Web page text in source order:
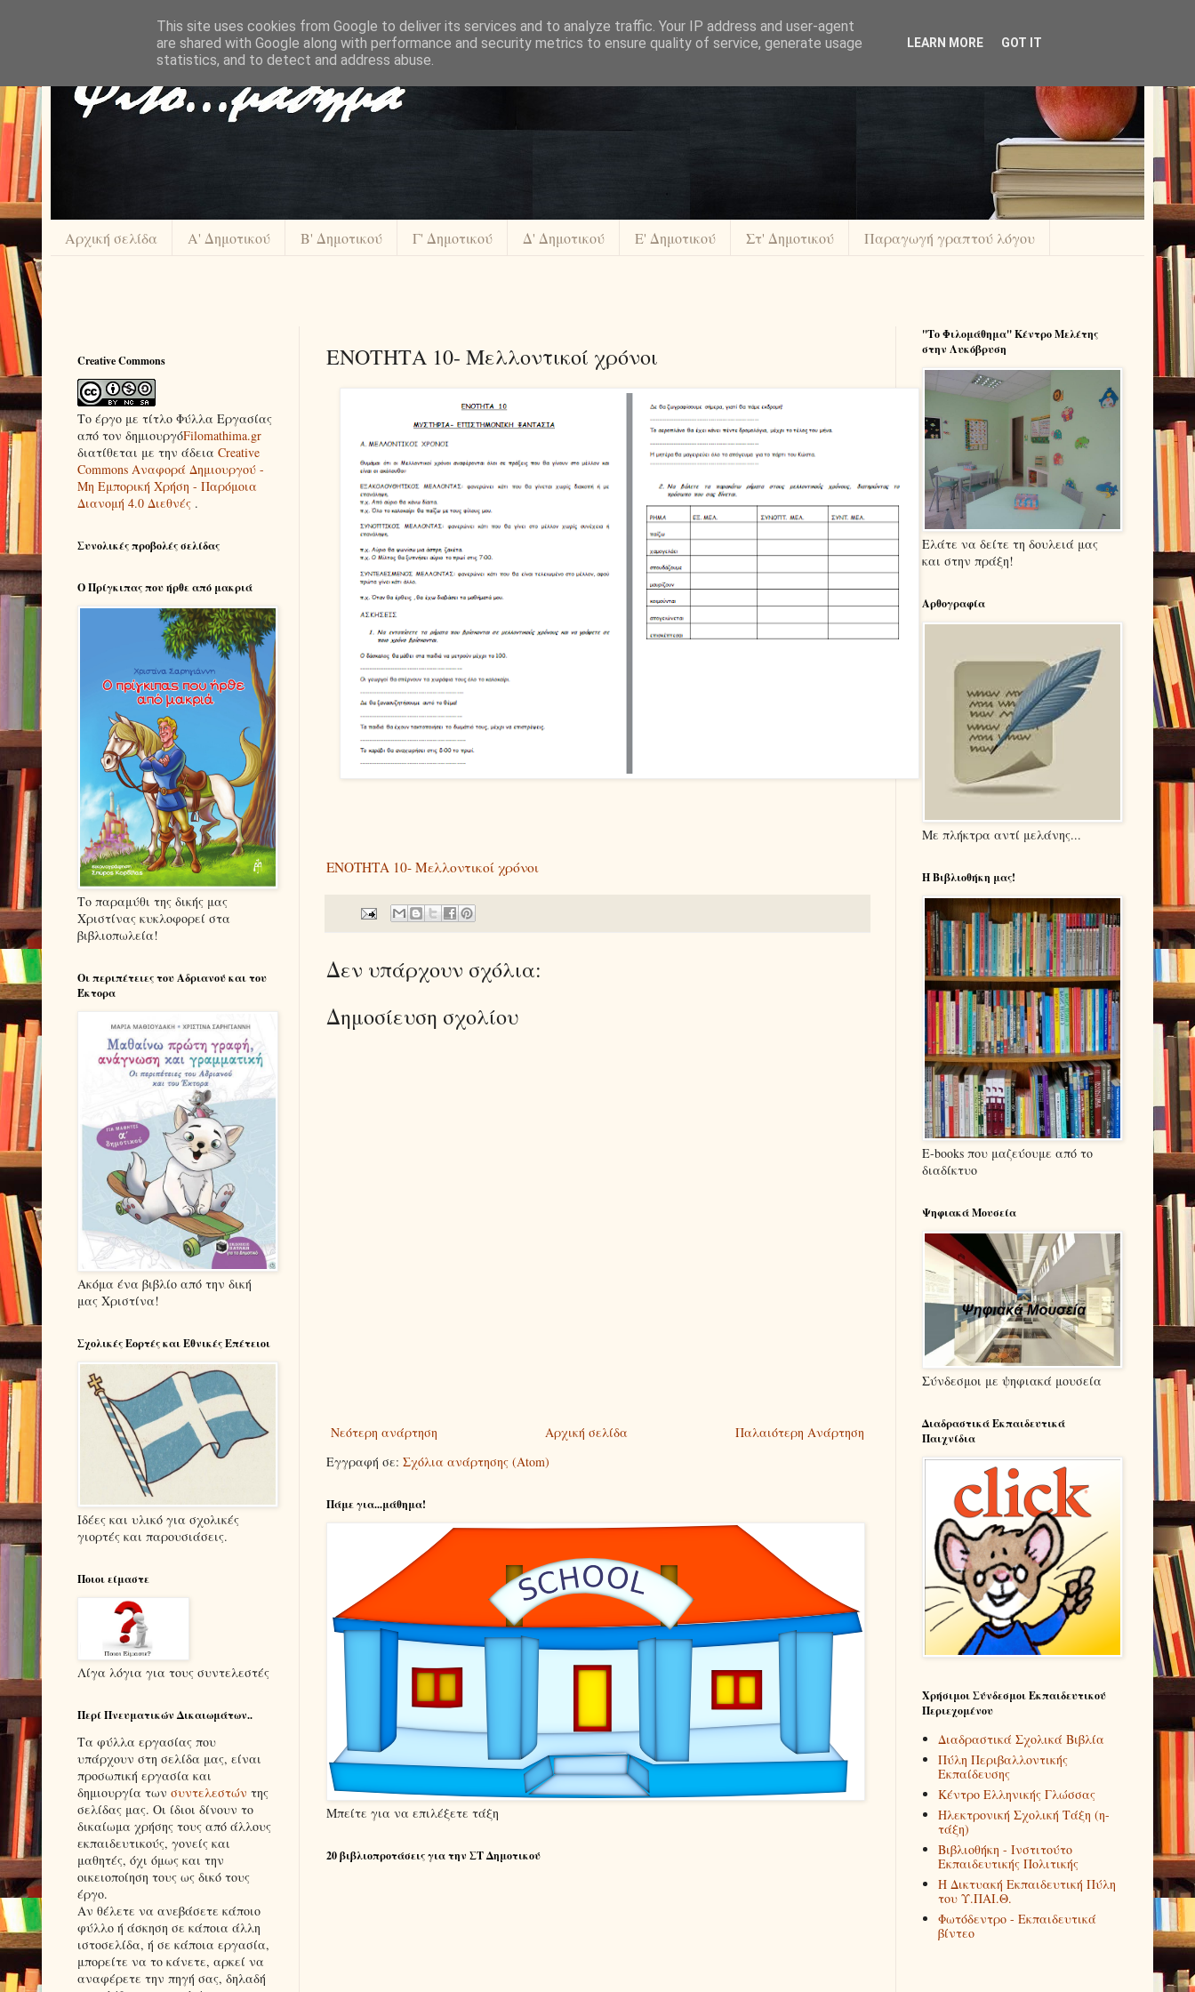
Αρχική σελίδα Α' Δημοτικού Β' Δημοτικού Γ' Δημοτικού Δ' Δημοτικού Ε' Δημοτικού Στ' Δημοτικού Παραγωγή γραπτού λόγου
ΕΝΟΤΗΤΑ 10- Μελλοντικοί χρόνοι
ΕΝΟΤΗΤΑ 10- Μελλοντικοί χρόνοι
Δεν υπάρχουν σχόλια:
Δημοσίευση σχολίου
Νεότερη ανάρτηση Παλαιότερη Ανάρτηση
Αρχική σελίδα
Εγγραφή σε: Σχόλια ανάρτησης (Atom)
Πάμε για...μάθημα!
Μπείτε για να επιλέξετε τάξη
20 βιβλιοπροτάσεις για την ΣΤ Δημοτικού
Creative Commons
Το έργο με τίτλο Φύλλα Εργασίας
από τον δημιουργόFilomathima.gr
διατίθεται με την άδεια Creative
Commons Αναφορά Δημιουργού -
Μη Εμπορική Χρήση - Παρόμοια
Διανομή 4.0 Διεθνές .
Συνολικές προβολές σελίδας
Ο Πρίγκιπας που ήρθε από μακριά
Το παραμύθι της δικής μας
Χριστίνας κυκλοφορεί στα
βιβλιοπωλεία!
Οι περιπέτειες του Αδριανού και του
Έκτορα
Ακόμα ένα βιβλίο από την δική
μας Χριστίνα!
Σχολικές Εορτές και Εθνικές Επέτειοι
Ιδέες και υλικό για σχολικές
γιορτές και παρουσιάσεις.
Ποιοι είμαστε
Λίγα λόγια για τους συντελεστές
Περί Πνευματικών Δικαιωμάτων..
Τα φύλλα εργασίας που
υπάρχουν στη σελίδα μας, είναι
προσωπική εργασία και
δημιουργία των συντελεστών της
σελίδας μας. Οι ίδιοι δίνουν το
δικαίωμα χρήσης τους από άλλους
εκπαιδευτικούς, γονείς και
μαθητές, όχι όμως και την
οικειοποίηση τους ως δικό τους
έργο.
Αν θέλετε να ανεβάσετε κάποιο
φύλλο ή άσκηση σε κάποια άλλη
ιστοσελίδα, ή σε κάποια εργασία,
μπορείτε να το κάνετε, αρκεί να
αναφέρετε την πηγή σας, δηλαδή
''Το Φιλομάθημα'' Κέντρο Μελέτης
στην Λυκόβρυση
Ελάτε να δείτε τη δουλειά μας
και στην πράξη!
Αρθογραφία
Με πλήκτρα αντί μελάνης...
Η Βιβλιοθήκη μας!
E-books που μαζεύουμε από το
διαδίκτυο
Ψηφιακά Μουσεία
Σύνδεσμοι με ψηφιακά μουσεία
Διαδραστικά Εκπαιδευτικά
Παιχνίδια
Χρήσιμοι Σύνδεσμοι Εκπαιδευτικού
Περιεχομένου
Διαδραστικά Σχολικά Βιβλία
Πύλη Περιβαλλοντικής
Εκπαίδευσης
Κέντρο Ελληνικής Γλώσσας
Ηλεκτρονική Σχολική Τάξη (η-
τάξη)
Βιβλιοθήκη - Ινστιτούτο
Εκπαιδευτικής Πολιτικής
Η Δικτυακή Εκπαιδευτική Πύλη
του Υ.ΠΑΙ.Θ.
Φωτόδεντρο - Εκπαιδευτικά
βίντεο
This site uses cookies from Google to deliver its services and to analyze traffic. Your IP address and user-agent
are shared with Google along with performance and security metrics to ensure quality of service, generate usage
statistics, and to detect and address abuse.
LEARN MORE GOT IT